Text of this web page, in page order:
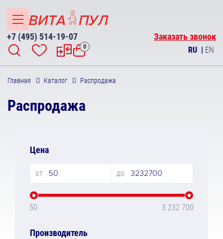
+7 (495) 514-19-07 Заказать звонок
0 RU | EN
Главная Каталог Распродажа
Распродажа
Цена
от до
50 3 232 700
Производитель